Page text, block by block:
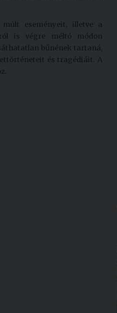
eseményeit, illetve a
is végre méltó módon
bűnének tartaná,
és tragédiáit. A